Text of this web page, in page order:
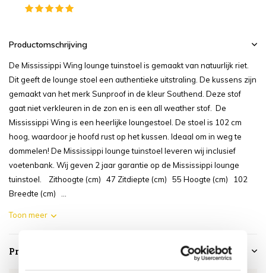
Productomschrijving
De Mississippi Wing lounge tuinstoel is gemaakt van natuurlijk riet.
Dit geeft de lounge stoel een authentieke uitstraling. De kussens zijn
gemaakt van het merk Sunproof in de kleur Southend. Deze stof
gaat niet verkleuren in de zon en is een all weather stof. De
Mississippi Wing is een heerlijke loungestoel. De stoel is 102 cm
hoog, waardoor je hoofd rust op het kussen. Ideaal om in weg te
dommelen! De Mississippi lounge tuinstoel leveren wij inclusief
voetenbank. Wij geven 2 jaar garantie op de Mississippi lounge
tuinstoel. Zithoogte (cm) 47 Zitdiepte (cm) 55 Hoogte (cm) 102
Breedte (cm) ...
Toon meer
Productspecificaties